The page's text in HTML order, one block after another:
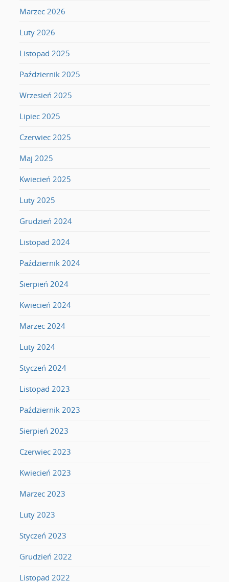
Marzec 2026
Luty 2026
Listopad 2025
Październik 2025
Wrzesień 2025
Lipiec 2025
Czerwiec 2025
Maj 2025
Kwiecień 2025
Luty 2025
Grudzień 2024
Listopad 2024
Październik 2024
Sierpień 2024
Kwiecień 2024
Marzec 2024
Luty 2024
Styczeń 2024
Listopad 2023
Październik 2023
Sierpień 2023
Czerwiec 2023
Kwiecień 2023
Marzec 2023
Luty 2023
Styczeń 2023
Grudzień 2022
Listopad 2022